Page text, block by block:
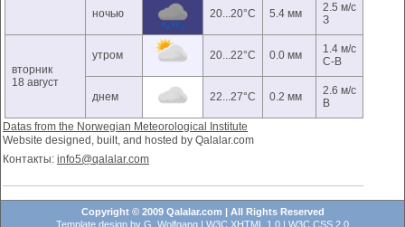
ночью 20...20°C 5.4 мм
2.5 м/с
З
вторник
18 август
утром 20...22°C 0.0 мм
1.4 м/с
С-В
днем 22...27°C 0.2 мм
2.6 м/с
В
Datas from the Norwegian Meteorological Institute
Website designed, built, and hosted by Qalalar.com
Контакты: info5@qalalar.com
Copyright © 2009 Qalalar.com | All Rights Reserved
Template design by G. Wolfgang | W3C XHTML 1.0 | W3C CSS 2.0